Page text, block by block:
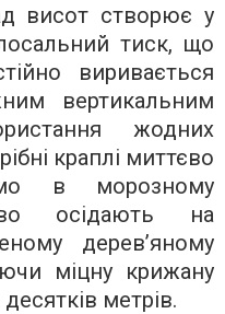
висот створює у
тиск, що
виривається
вертикальним
жодних
краплі миттєво
в морозному
осідають на
дерев’яному
міцну крижану
метрів.